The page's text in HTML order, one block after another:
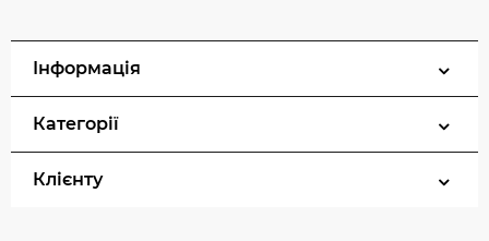
Інформація
Категорії
Клієнту